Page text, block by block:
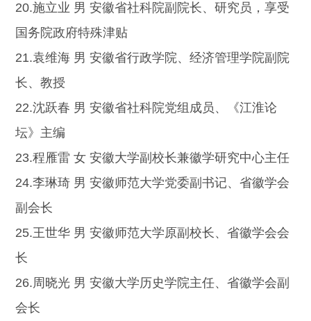
20.施立业 男 安徽省社科院副院长、研究员，享受
国务院政府特殊津贴
21.袁维海 男 安徽省行政学院、经济管理学院副院
长、教授
22.沈跃春 男 安徽省社科院党组成员、《江淮论
坛》主编
23.程雁雷 女 安徽大学副校长兼徽学研究中心主任
24.李琳琦 男 安徽师范大学党委副书记、省徽学会
副会长
25.王世华 男 安徽师范大学原副校长、省徽学会会
长
26.周晓光 男 安徽大学历史学院主任、省徽学会副
会长